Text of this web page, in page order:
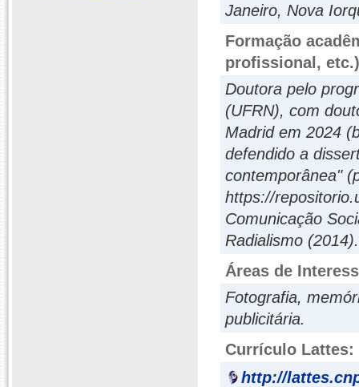
Janeiro, Nova
Formação
profissional, etc.)
Doutora pelo
(UFRN), com
Madrid em 2024
defendido a
contemporânea"
https://
Comunicação
Radialismo (2014).
Áreas de
Fotografia,
publicitária.
Currículo Lattes:
http://